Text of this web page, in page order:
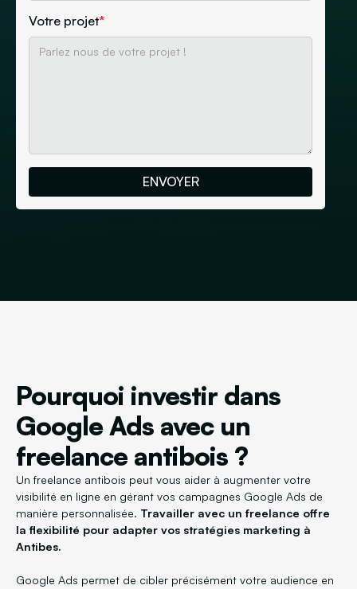
Votre projet*
Pourquoi investir dans
Google Ads avec un
freelance antibois ?
Un freelance antibois peut vous aider à augmenter votre
visibilité en ligne en gérant vos campagnes Google Ads de
manière personnalisée. Travailler avec un freelance offre
la flexibilité pour adapter vos stratégies marketing à
Antibes.
Google Ads permet de cibler précisément votre audience en